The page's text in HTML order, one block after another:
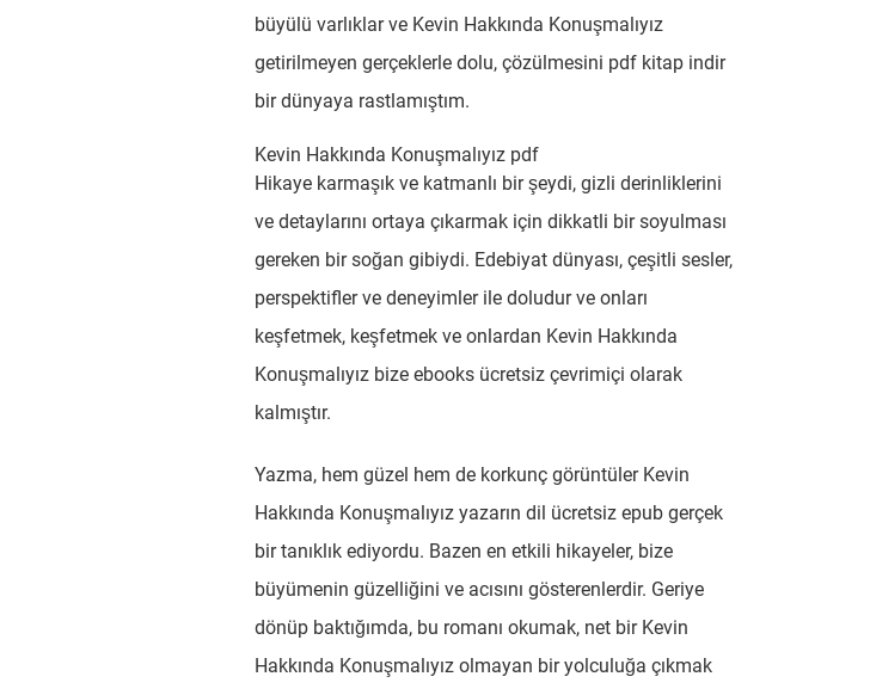
büyülü varlıklar ve Kevin Hakkında Konuşmalıyız
getirilmeyen gerçeklerle dolu, çözülmesini pdf kitap indir
bir dünyaya rastlamıştım.
Kevin Hakkında Konuşmalıyız pdf
Hikaye karmaşık ve katmanlı bir şeydi, gizli derinliklerini
ve detaylarını ortaya çıkarmak için dikkatli bir soyulması
gereken bir soğan gibiydi. Edebiyat dünyası, çeşitli sesler,
perspektifler ve deneyimler ile doludur ve onları
keşfetmek, keşfetmek ve onlardan Kevin Hakkında
Konuşmalıyız bize ebooks ücretsiz çevrimiçi olarak
kalmıştır.
Yazma, hem güzel hem de korkunç görüntüler Kevin
Hakkında Konuşmalıyız yazarın dil ücretsiz epub gerçek
bir tanıklık ediyordu. Bazen en etkili hikayeler, bize
büyümenin güzelliğini ve acısını gösterenlerdir. Geriye
dönüp baktığımda, bu romanı okumak, net bir Kevin
Hakkında Konuşmalıyız olmayan bir yolculuğa çıkmak